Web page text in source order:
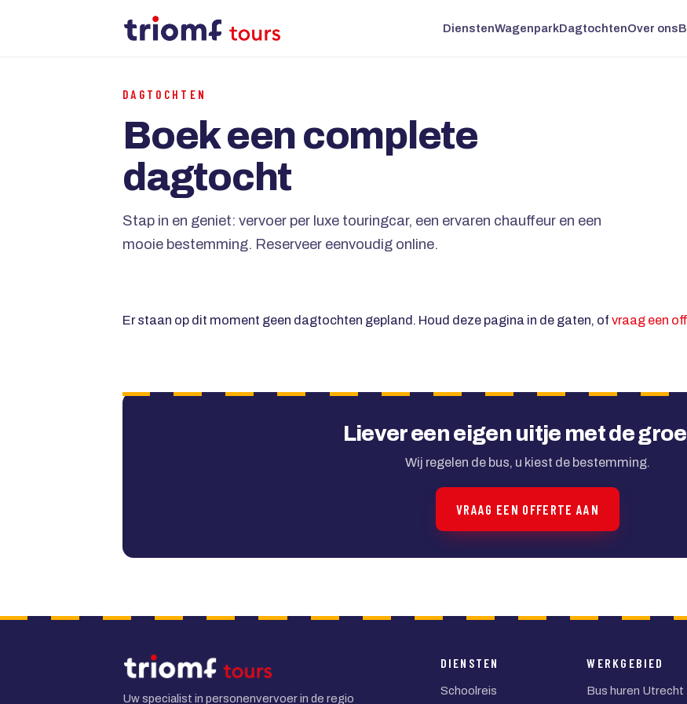
DienstenWagenparkDagtochtenOver ons
DAGTOCHTEN
Boek een complete
dagtocht
Stap in en geniet: vervoer per luxe touringcar, een ervaren chauffeur en een
mooie bestemming. Reserveer eenvoudig online.
Er staan op dit moment geen dagtochten gepland. Houd deze pagina in de gaten, of vraag een
Liever een eigen uitje met de
Wij regelen de bus, u kiest de bestemming.
VRAAG EEN OFFERTE AAN
Uw specialist in personenvervoer in de regio
DIENSTEN
Schoolreis
WERKGEBIED
Bus huren Utrecht